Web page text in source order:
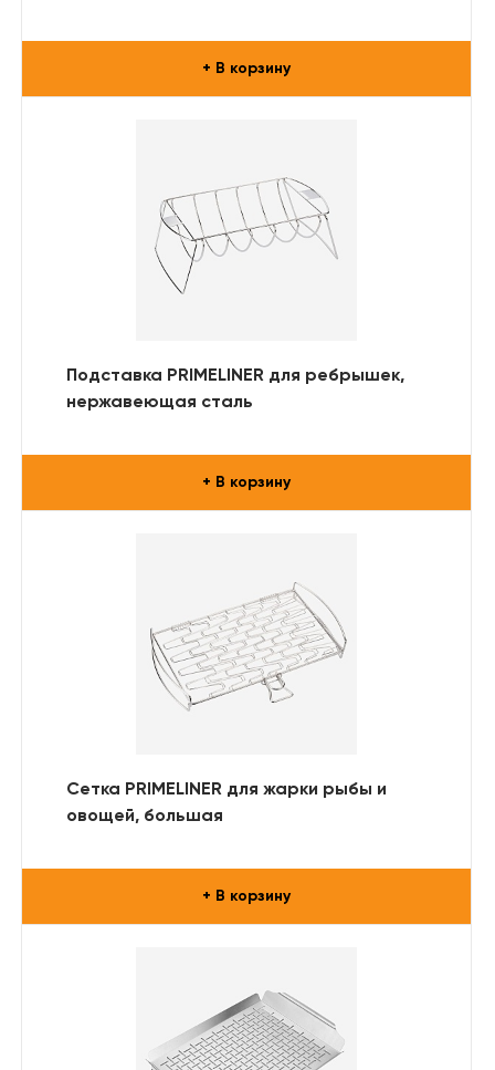
+ В корзину
Подставка PRIMELINER для ребрышек,
нержавеющая сталь
+ В корзину
Сетка PRIMELINER для жарки рыбы и
овощей, большая
+ В корзину